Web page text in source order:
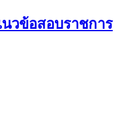
วข้อสอบราชการ